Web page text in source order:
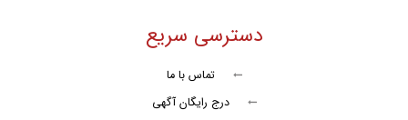
دسترسی سریع
تماس با ما
درج رایگان آگهی